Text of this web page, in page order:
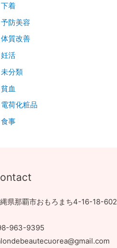
下着
予防美容
体質改善
妊活
未分類
貧血
電荷化粧品
食事
県那覇市おもろまち4-16-18-602
963-9395